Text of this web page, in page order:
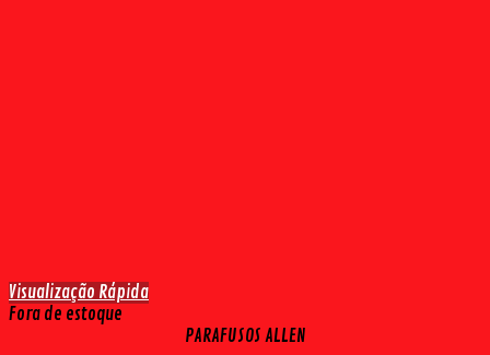
Visualização Rápida
Fora de estoque
PARAFUSOS ALLEN